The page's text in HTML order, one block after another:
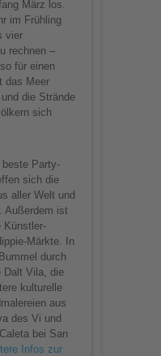
März los.
im Frühling
vier
rechnen –
für einen
das Meer
die Strände
sich
beste Party-
sich die
aller Welt und
Außerdem ist
Künstler-
Märkte. In
durch
Dalt Vila, die
kulturelle
aus
des Vi und
bei San
Infos zur